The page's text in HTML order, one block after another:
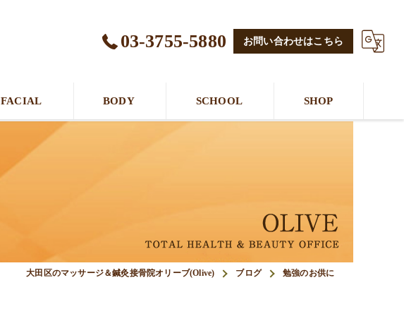
03-3755-5880 お問い合わせはこちら
FACIAL BODY SCHOOL SHOP
大田区のマッサージ＆鍼灸接骨院オリーブ(Olive) ブログ 勉強のお供に